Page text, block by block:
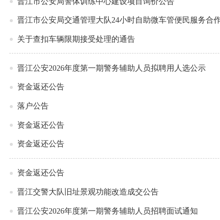
晋江市公安局交通管理大队24小时自助微车管便民服务合
关于查扣车辆限期接受处理的通告
晋江公安2026年度第一期警务辅助人员拟聘用人选公示
资金返还公告
落户公告
资金返还公告
资金返还公告
资金返还公告
晋江交警大队旧址景观功能改造成交公告
晋江公安2026年度第一期警务辅助人员招聘面试通知